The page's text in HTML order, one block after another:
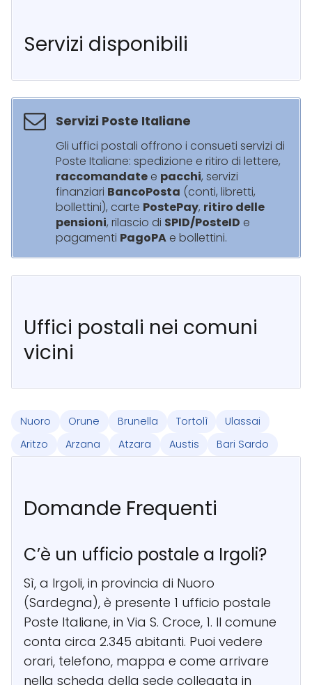
Servizi disponibili
Servizi Poste Italiane
Gli uffici postali offrono i consueti servizi di
Poste Italiane: spedizione e ritiro di lettere,
raccomandate e pacchi, servizi
finanziari BancoPosta (conti, libretti,
bollettini), carte PostePay, ritiro delle
pensioni, rilascio di SPID/PosteID e
pagamenti PagoPA e bollettini.
Uffici postali nei comuni
vicini
Nuoro Orune Brunella Tortolì
Ulassai
Aritzo
Arzana Atzara Austis Bari Sardo
Domande Frequenti
C’è un ufficio postale a Irgoli?
Sì, a Irgoli, in provincia di Nuoro
(Sardegna), è presente 1 ufficio postale
Poste Italiane, in Via S. Croce, 1. Il comune
conta circa 2.345 abitanti. Puoi vedere
orari, telefono, mappa e come arrivare
nella scheda della sede collegata in